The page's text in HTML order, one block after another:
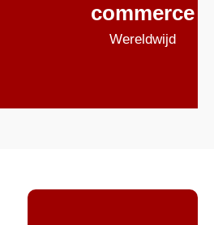
commerce
Wereldwijd